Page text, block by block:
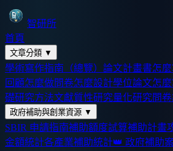
智研所
首頁
文章分類 ▼
學術寫作指南（總覽） 論文計畫書怎麼
回顧怎麼做問卷怎麼設計學位論文怎麼
礎研究方法文獻質性研究量化研究問
政府補助與創業資源 ▼
SBIR 申請指南補助額度試算補助計畫
金額統計各產業補助統計👑 政府補助